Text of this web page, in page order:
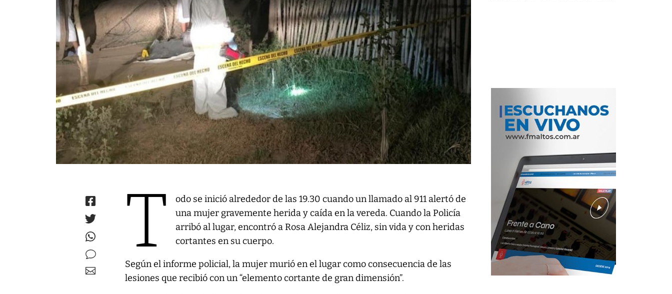
T
odo se inició alrededor de las 19.30 cuando un llamado al 911 alertó de
una mujer gravemente herida y caída en la vereda. Cuando la Policía
arribó al lugar, encontró a Rosa Alejandra Céliz, sin vida y con heridas
cortantes en su cuerpo.
Según el informe policial, la mujer murió en el lugar como consecuencia de las
lesiones que recibió con un “elemento cortante de gran dimensión”.